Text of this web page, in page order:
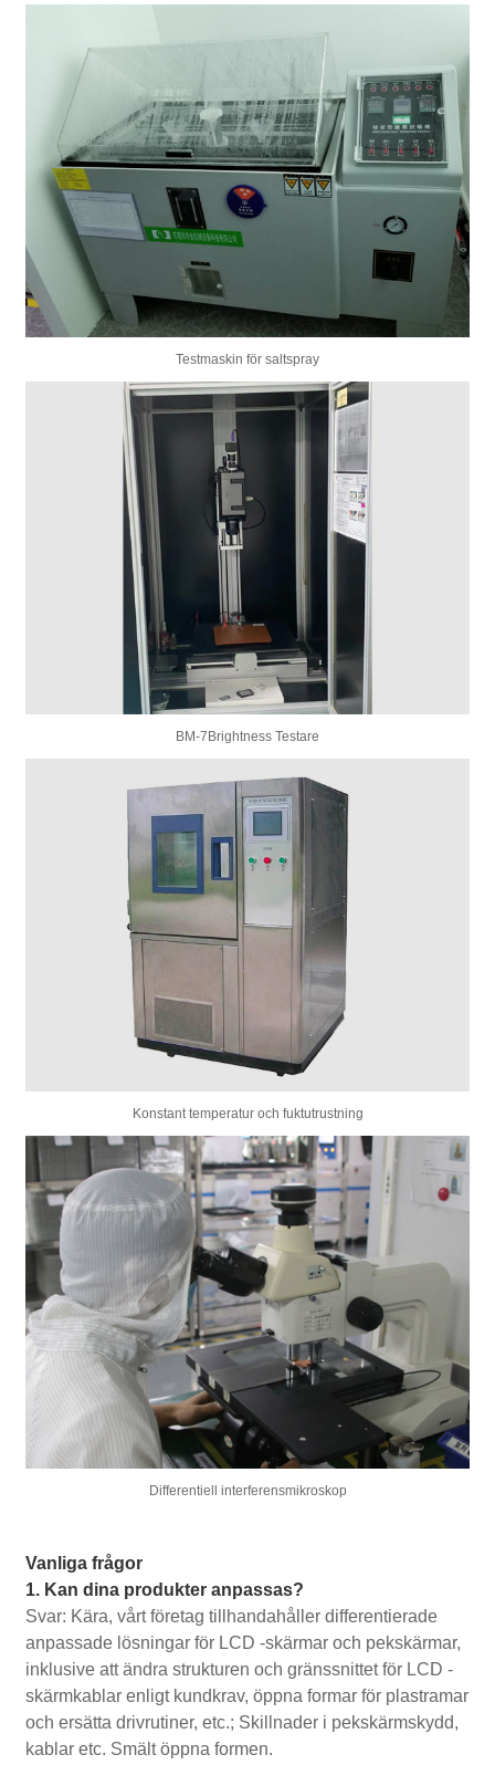
Testmaskin för saltspray
BM-7Brightness Testare
Konstant temperatur och fuktutrustning
Differentiell interferensmikroskop
Vanliga frågor
1. Kan dina produkter anpassas?
Svar: Kära, vårt företag tillhandahåller differentierade
anpassade lösningar för LCD -skärmar och pekskärmar,
inklusive att ändra strukturen och gränssnittet för LCD -
skärmkablar enligt kundkrav, öppna formar för plastramar
och ersätta drivrutiner, etc.; Skillnader i pekskärmskydd,
kablar etc. Smält öppna formen.